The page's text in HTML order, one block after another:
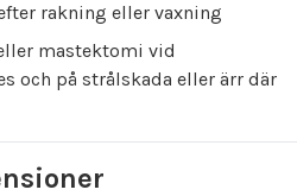
rakning eller vaxning
mastektomi vid
och på strålskada eller ärr där